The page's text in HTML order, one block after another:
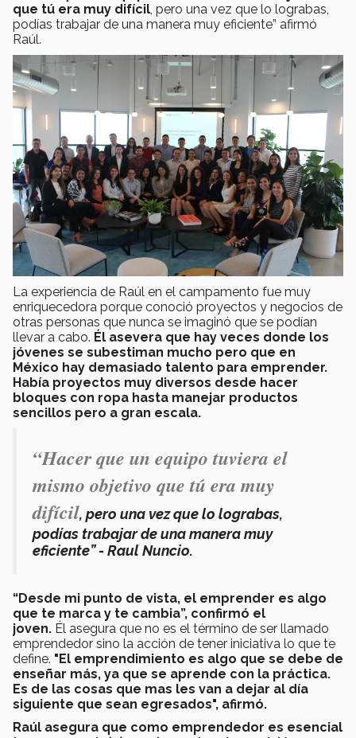
que tú era muy difícil, pero una vez que lo lograbas,
podías trabajar de una manera muy eficiente” afirmó
Raúl.
La experiencia de Raúl en el campamento fue muy
enriquecedora porque conoció proyectos y negocios de
otras personas que nunca se imaginó que se podían
llevar a cabo. Él asevera que hay veces donde los
jóvenes se subestiman mucho pero que en
México hay demasiado talento para emprender.
Había proyectos muy diversos desde hacer
bloques con ropa hasta manejar productos
sencillos pero a gran escala.
“Hacer que un equipo tuviera el
mismo objetivo que tú era muy
difícil, pero una vez que lo lograbas,
podías trabajar de una manera muy
eficiente” - Raul Nuncio.
“Desde mi punto de vista, el emprender es algo
que te marca y te cambia”, confirmó el
joven. Él asegura que no es el término de ser llamado
emprendedor sino la acción de tener iniciativa lo que te
define. "El emprendimiento es algo que se debe de
enseñar más, ya que se aprende con la práctica.
Es de las cosas que mas les van a dejar al día
siguiente que sean egresados", afirmó.
Raúl asegura que como emprendedor es esencial